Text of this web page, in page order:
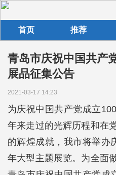
首页 推荐
青岛市庆祝中国共产
展品征集公告
2021-03-17 14:23
为庆祝中国共产党成立
年来走过的光辉历程和在
的辉煌成就，我市将举办
年大型主题展览。为全面